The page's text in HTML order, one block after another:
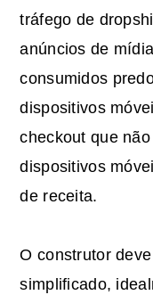
tráfego de
anúncios de
consumidos
dispositivos
checkout que
dispositivos
de receita.
O construtor
simplificado,